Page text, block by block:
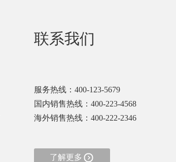
联系我们
服务热线：400-123-5679
国内销售热线：400-223-4568
海外销售热线：400-222-2346
了解更多